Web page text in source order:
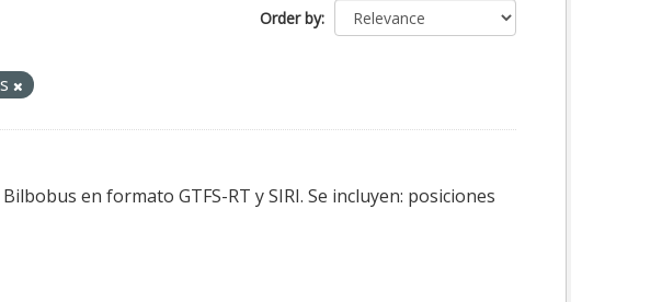
Order by
en formato GTFS-RT y SIRI. Se incluyen: posiciones